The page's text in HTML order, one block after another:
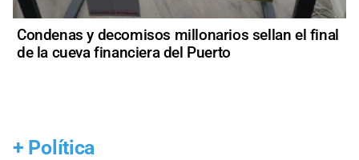
Condenas y decomisos millonarios sellan el final
de la cueva financiera del Puerto
+ Política